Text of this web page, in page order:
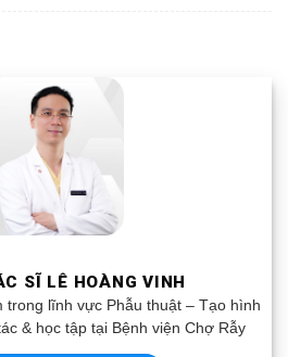
SĨ LÊ HOÀNG VINH
trong lĩnh vực Phẫu thuật – Tạo hình
& học tập tại Bệnh viện Chợ Rẫy